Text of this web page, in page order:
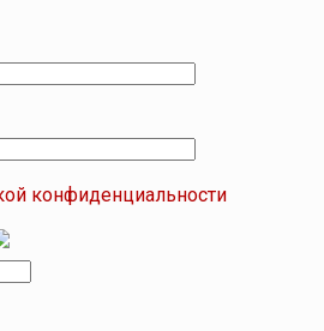
конфиденциальности